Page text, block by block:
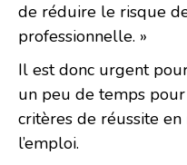
de réduire le risque
professionnelle. »
Il est donc urgent
un peu de temps
critères de réussite
l’emploi.